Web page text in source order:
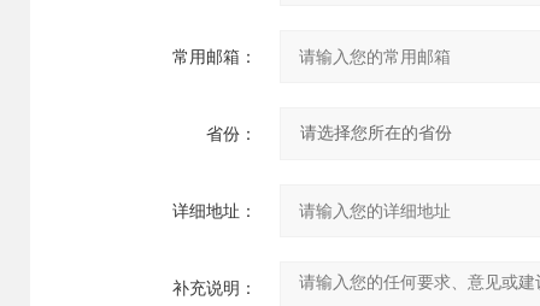
常用邮箱：
省份：
详细地址：
补充说明：